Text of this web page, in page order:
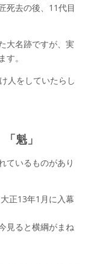
死去の後、11代目
大名跡ですが、実
。
人をしていたらし
魁」
ているものがあり
正13年1月に入幕
見ると横綱がまね